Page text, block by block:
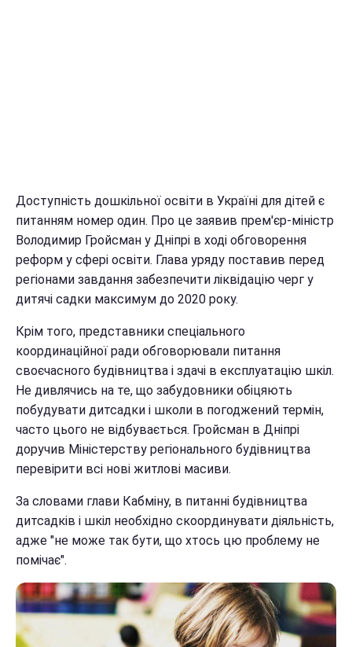
Доступність дошкільної освіти в Україні для дітей є
питанням номер один. Про це заявив прем'єр-міністр
Володимир Гройсман у Дніпрі в ході обговорення
реформ у сфері освіти. Глава уряду поставив перед
регіонами завдання забезпечити ліквідацію черг у
дитячі садки максимум до 2020 року.
Крім того, представники спеціального
координаційної ради обговорювали питання
своєчасного будівництва і здачі в експлуатацію шкіл.
Не дивлячись на те, що забудовники обіцяють
побудувати дитсадки і школи в погоджений термін,
часто цього не відбувається. Гройсман в Дніпрі
доручив Міністерству регіонального будівництва
перевірити всі нові житлові масиви.
За словами глави Кабміну, в питанні будівництва
дитсадків і шкіл необхідно скоординувати діяльність,
адже "не може так бути, що хтось цю проблему не
помічає".